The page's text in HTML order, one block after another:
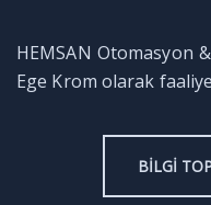
HEMSAN Otomasyon
Ege Krom olarak
BILGI